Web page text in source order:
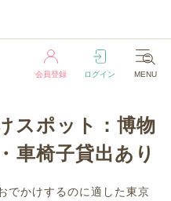
会員登録 ログイン MENU
会員登録 ログイン MENU
スポット：博物
車椅子貸出あり
でかけするのに適した東京